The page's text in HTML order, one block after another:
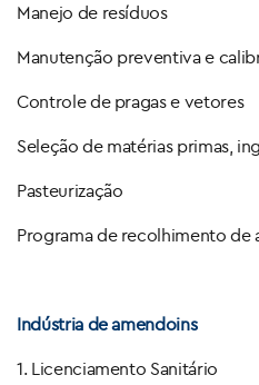
Manejo de resíduos
Manutenção preventiva e
Controle de pragas e vetores
Seleção de matérias primas,
Pasteurização
Programa de recolhimento de
Indústria de amendoins
1. Licenciamento Sanitário